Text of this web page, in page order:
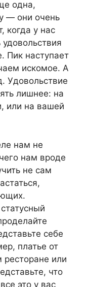
одна,
— они очень
когда у нас
Пик наступает
искомое. А
Удовольствие
лишнее: на
или на вашей
нам не
нам вроде
не сам
себе
платье от
или
что
это у вас